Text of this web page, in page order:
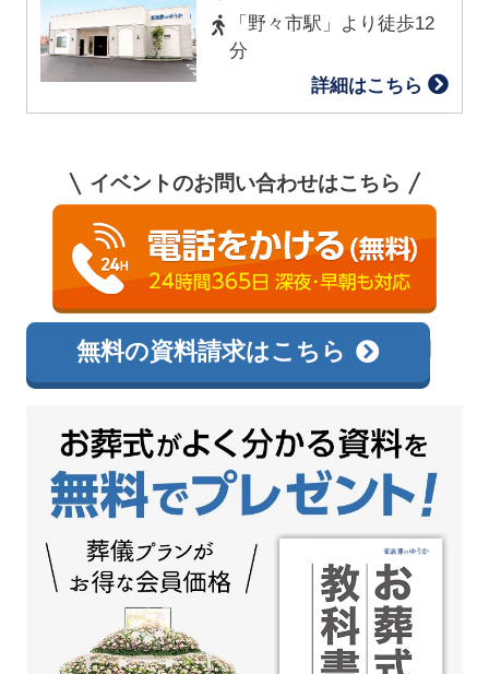
「野々市駅」より徒歩12
分
詳細はこちら
イベントのお問い合わせはこちら
相談無料 0120-144-300
無料の資料請求はこちら